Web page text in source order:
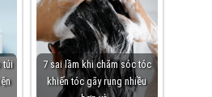
túi
7 sai lầm khi chăm sóc tóc
khiến tóc gãy rụng nhiều